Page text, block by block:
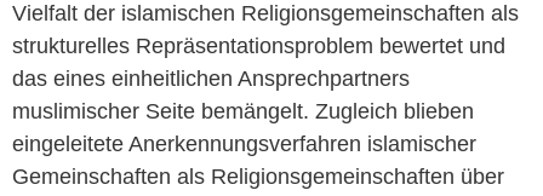
Vielfalt der islamischen Religionsgemeinschaften als
strukturelles Repräsentationsproblem bewertet und
das eines einheitlichen Ansprechpartners
muslimischer Seite bemängelt. Zugleich blieben
eingeleitete Anerkennungsverfahren islamischer
Gemeinschaften als Religionsgemeinschaften über